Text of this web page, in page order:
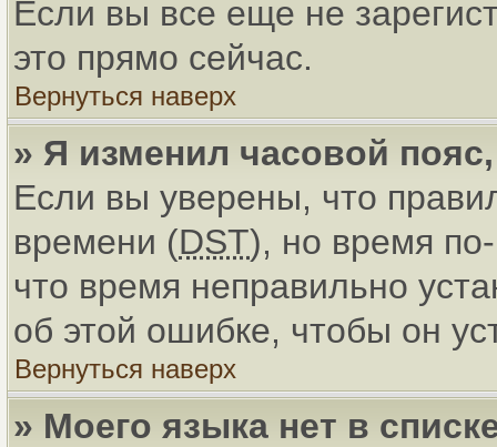
Если вы все еще не
это прямо сейчас.
Вернуться наверх
» Я изменил часовой
Если вы уверены, что
времени (DST), но время
что время неправильно
об этой ошибке, чтобы он
Вернуться наверх
» Моего языка нет в